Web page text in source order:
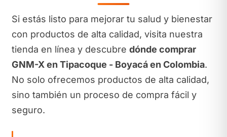
Si estás listo para mejorar tu salud y bienestar
con productos de alta calidad, visita nuestra
tienda en línea y descubre dónde comprar
GNM-X en Tipacoque - Boyacá en Colombia.
No solo ofrecemos productos de alta calidad,
sino también un proceso de compra fácil y
seguro.